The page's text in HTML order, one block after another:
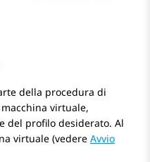
della procedura di
virtuale,
del profilo desiderato. Al
virtuale (vedere Avvio